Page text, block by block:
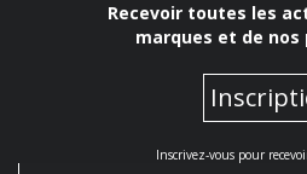
Recevoir toutes les
marques et de
Inscrivez-vous pour